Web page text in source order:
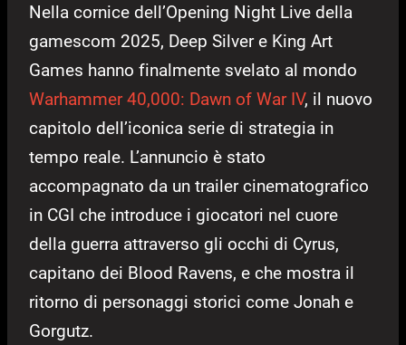
Nella cornice dell’Opening Night Live della
gamescom 2025, Deep Silver e King Art
Games hanno finalmente svelato al mondo
Warhammer 40,000: Dawn of War IV, il nuovo
capitolo dell’iconica serie di strategia in
tempo reale. L’annuncio è stato
accompagnato da un trailer cinematografico
in CGI che introduce i giocatori nel cuore
della guerra attraverso gli occhi di Cyrus,
capitano dei Blood Ravens, e che mostra il
ritorno di personaggi storici come Jonah e
Gorgutz.